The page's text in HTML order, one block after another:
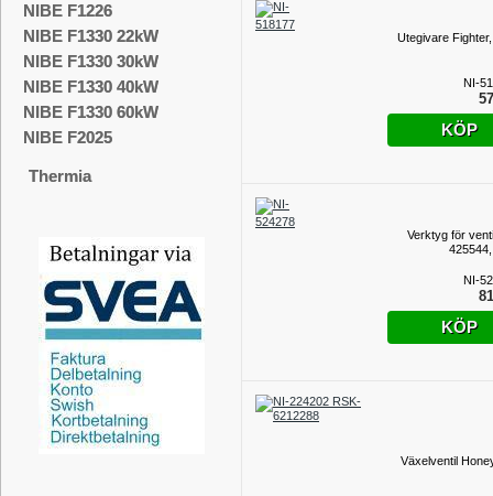
NIBE F1226
NIBE F1330 22kW
NIBE F1330 30kW
NIBE F1330 40kW
NIBE F1330 60kW
NIBE F2025
Thermia
Utegivare
NI-
KÖP
Verktyg för
NI-
KÖP
Växelventil